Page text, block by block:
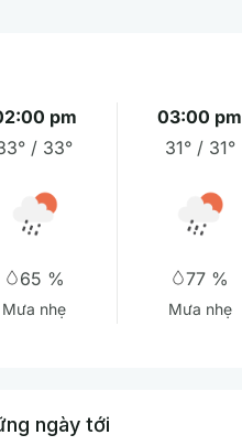
pm
/ 33°
65 %
Mưa nhẹ
03:00 pm
31° / 31°
77 %
Mưa nhẹ
ngày tới